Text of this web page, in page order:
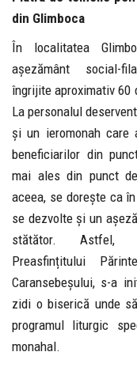
din Glimboca
În localitatea
așezământ social-
îngrijite aproximativ 60
La personalul
și un ieromonah
beneficiarilor din
mai ales din punct
aceea, se dorește ca
se dezvolte și un
stătător. Astfel,
Preasfințitului
Caransebeșului, s-a
zidi o biserică unde
programul liturgic
monahal.